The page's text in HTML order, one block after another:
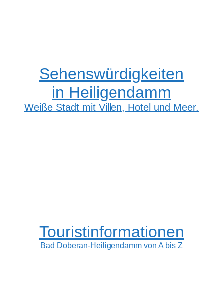
Sehenswürdigkeiten
in Heiligendamm
Weiße Stadt mit Villen, Hotel und Meer.
Touristinformationen
Bad Doberan-Heiligendamm von A bis Z